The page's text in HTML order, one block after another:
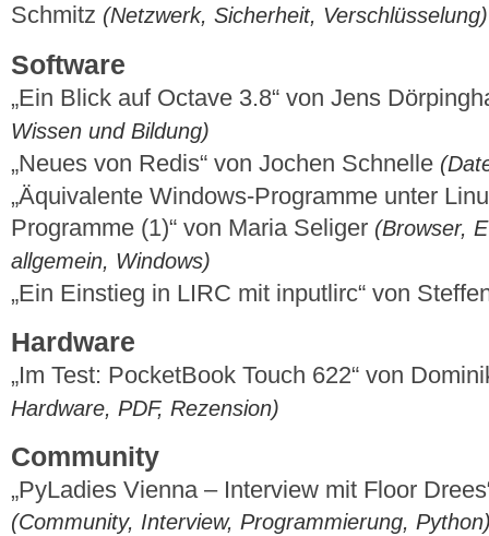
Schmitz (Netzwerk, Sicherheit, Verschlüsselung)
Software
„Ein Blick auf Octave 3.8“ von Jens
Wissen und Bildung)
„Neues von Redis“ von Jochen Schnelle
„Äquivalente Windows-Programme unter
Programme (1)“ von Maria Seliger (Browser,
allgemein, Windows)
„Ein Einstieg in LIRC mit inputlirc“ von
Hardware
„Im Test: PocketBook Touch 622“ von
Hardware, PDF, Rezension)
Community
„PyLadies Vienna – Interview mit Floor
(Community, Interview, Programmierung,